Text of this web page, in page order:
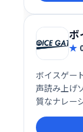
ボ
ボイスゲー
声読み上げ
質なナレー
す。